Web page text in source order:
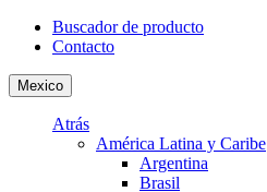
Buscador de producto
Contacto
Mexico
Atrás
América Latina y Caribe
Argentina
Brasil